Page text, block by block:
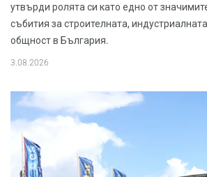
утвърди ролята си като едно от
събития за строителната,
общност в България.
3.08.2026